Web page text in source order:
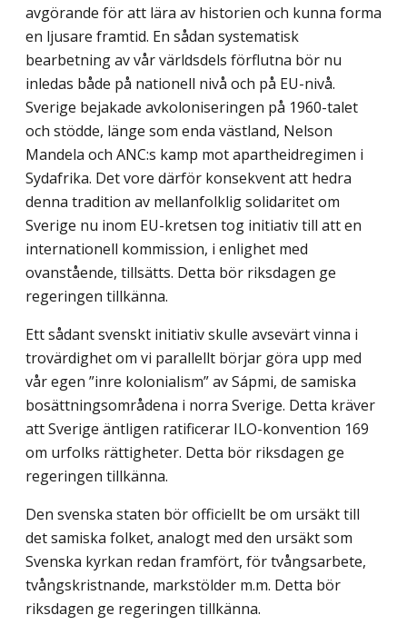
avgörande för att lära av historien och kunna forma
en ljusare framtid. En sådan systematisk
bearbetning av vår världsdels förflutna bör nu
inledas både på nationell nivå och på EU-nivå.
Sverige bejakade avkoloniseringen på 1960-talet
och stödde, länge som enda västland, Nelson
Mandela och ANC:s kamp mot apartheidregimen i
Sydafrika. Det vore därför konsekvent att hedra
denna tradition av mellanfolklig solidaritet om
Sverige nu inom EU-kretsen tog initiativ till att en
internationell kommission, i enlighet med
ovanstående, tillsätts. Detta bör riksdagen ge
regeringen tillkänna.
Ett sådant svenskt initiativ skulle avsevärt vinna i
trovärdighet om vi parallellt börjar göra upp med
vår egen ”inre kolonialism” av Sápmi, de samiska
bosättningsområdena i norra Sverige. Detta kräver
att Sverige äntligen ratificerar ILO-konvention 169
om urfolks rättigheter. Detta bör riksdagen ge
regeringen tillkänna.
Den svenska staten bör officiellt be om ursäkt till
det samiska folket, analogt med den ursäkt som
Svenska kyrkan redan framfört, för tvångsarbete,
tvångskristnande, markstölder m.m. Detta bör
riksdagen ge regeringen tillkänna.